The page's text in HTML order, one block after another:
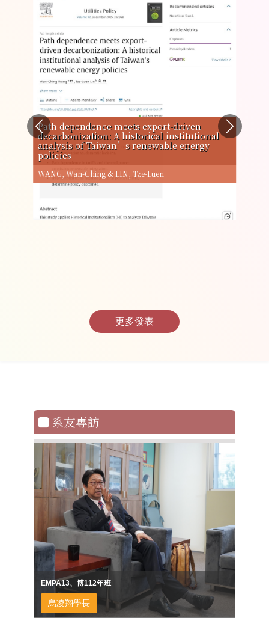
Path dependence meets export-driven
decarbonization: A historical institutional
analysis of Taiwan’s renewable energy
policies
WANG, Wan-Ching & LIN, Tze-Luen
更多發表
系友專訪
EMPA13、博112年班
烏凌翔學長